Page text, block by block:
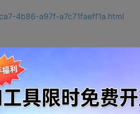
4b86-a97f-a7c71faeff1a.html